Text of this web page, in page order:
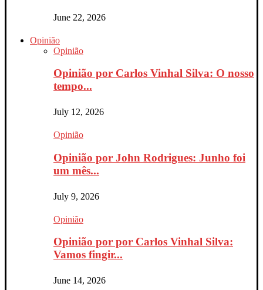
June 22, 2026
Opinião
Opinião
Opinião por Carlos Vinhal Silva: O nosso
tempo...
July 12, 2026
Opinião
Opinião por John Rodrigues: Junho foi
um mês...
July 9, 2026
Opinião
Opinião por por Carlos Vinhal Silva:
Vamos fingir...
June 14, 2026